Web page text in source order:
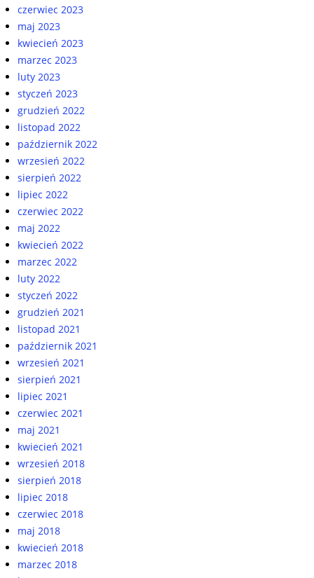
czerwiec 2023
maj 2023
kwiecień 2023
marzec 2023
luty 2023
styczeń 2023
grudzień 2022
listopad 2022
październik 2022
wrzesień 2022
sierpień 2022
lipiec 2022
czerwiec 2022
maj 2022
kwiecień 2022
marzec 2022
luty 2022
styczeń 2022
grudzień 2021
listopad 2021
październik 2021
wrzesień 2021
sierpień 2021
lipiec 2021
czerwiec 2021
maj 2021
kwiecień 2021
wrzesień 2018
sierpień 2018
lipiec 2018
czerwiec 2018
maj 2018
kwiecień 2018
marzec 2018